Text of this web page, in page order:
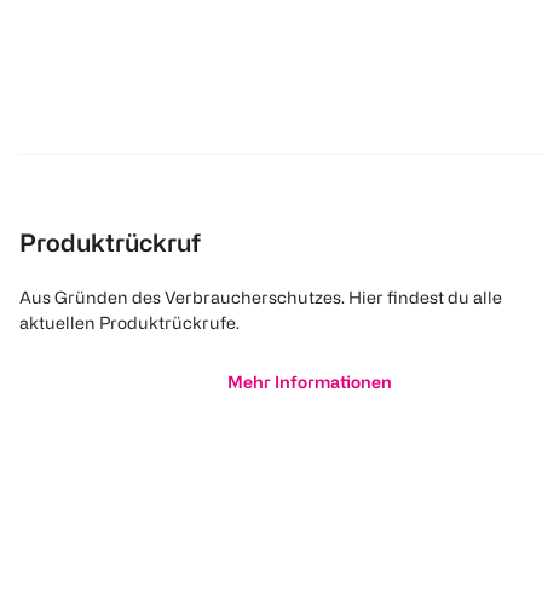
Produktrückruf
Aus Gründen des Verbraucherschutzes. Hier findest du alle
aktuellen Produktrückrufe.
Mehr Informationen